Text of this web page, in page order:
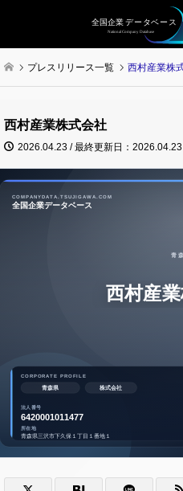
プレスリリース一覧 西村産業株
西村産業株式会社
2026.04.23 / 最終更新日：2026.04.23